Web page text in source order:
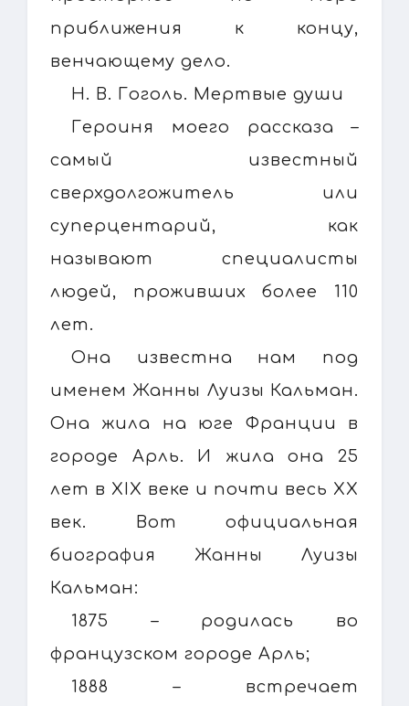
приближения к концу,
венчающему дело.
Н. В. Гоголь. Мертвые души
Героиня моего рассказа –
самый известный
сверхдолгожитель или
суперцентарий, как
называют специалисты
людей, проживших более 110
лет.
Она известна нам под
именем Жанны Луизы Кальман.
Она жила на юге Франции в
городе Арль. И жила она 25
лет в XIX веке и почти весь XX
век. Вот официальная
биография Жанны Луизы
Кальман:
1875 – родилась во
французском городе Арль;
1888 – встречает